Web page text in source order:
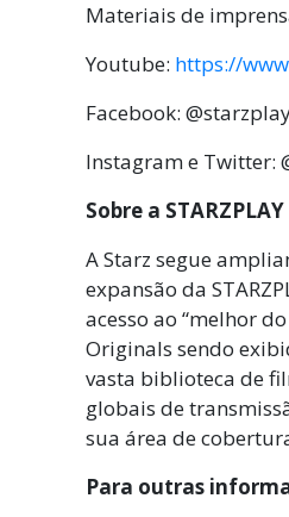
Materiais de
Youtube: https://
Facebook:
Instagram e Twitter:
Sobre a STARZPLAY
A Starz segue
expansão da
acesso ao “melhor
Originals sendo
vasta biblioteca de
globais de
sua área de
Para outras